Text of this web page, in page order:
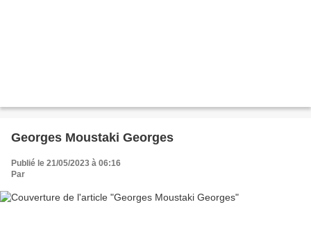
Georges Moustaki Georges
Publié le 21/05/2023 à 06:16
Par